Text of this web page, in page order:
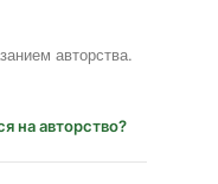
авторства.
на авторство?